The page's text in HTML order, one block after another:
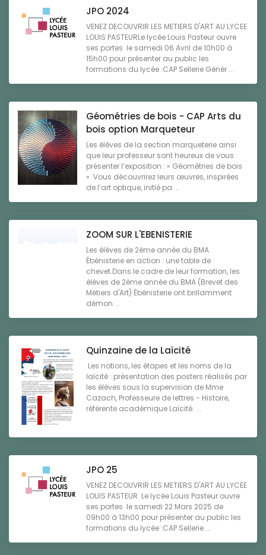
JPO 2024
VENEZ DECOUVRIR LES METIERS D'ART AU LYCEE
LOUIS PASTEURLe lycée Louis Pasteur ouvre
ses portes le samedi 06 Avril de 10h00 à
15h00 pour présenter au public les
formations du lycée :CAP Sellerie Génér ...
Géométries de bois - CAP Arts du
bois option Marqueteur
Les élèves de la section marqueterie ainsi
que leur professeur sont heureux de vous
présenter l’exposition : « Géométries de bois
» Vous découvrirez leurs œuvres, inspirées
de l’art optique, initié pa ...
ZOOM SUR L'EBENISTERIE
Les élèves de 2ème année du BMA
Ébénisterie en action : une table de
chevet.Dans le cadre de leur formation, les
élèves de 2ème année du BMA (Brevet des
Métiers d'Art) Ébénisterie ont brillamment
démon ...
Quinzaine de la Laïcité
Les notions, les étapes et les noms de la
laïcité : présentation des posters réalisés par
les élèves sous la supervision de Mme
Cazach, Professeure de lettres - Histoire,
référente académique Laïcité. ...
JPO 25
VENEZ DECOUVRIR LES METIERS D'ART AU LYCEE
LOUIS PASTEUR Le lycée Louis Pasteur ouvre
ses portes le samedi 22 Mars 2025 de
09h00 à 13h00 pour présenter au public les
formations du lycée :CAP Sellerie ...